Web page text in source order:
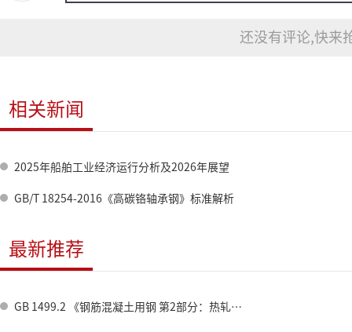
还没有评论,快来
相关新闻
2025年船舶工业经济运行分析及2026年展望
GB/T 18254-2016《高碳铬轴承钢》标准解析
最新推荐
GB 1499.2 《钢筋混凝土用钢 第2部分：热轧带肋钢筋》标准修订情况